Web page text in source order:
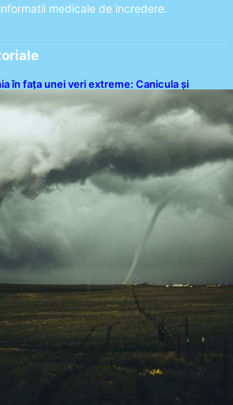
medicale de incredere.
în fața unei veri extreme: Canicula și